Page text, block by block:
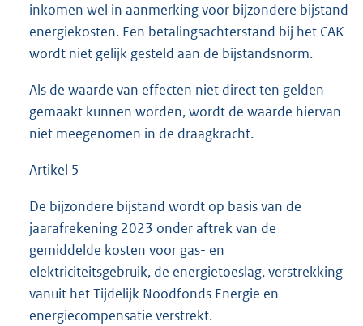
inkomen wel in aanmerking voor bijzondere bijstand
energiekosten. Een betalingsachterstand bij het CAK
wordt niet gelijk gesteld aan de bijstandsnorm.
Als de waarde van effecten niet direct ten gelden
gemaakt kunnen worden, wordt de waarde hiervan
niet meegenomen in de draagkracht.
Artikel 5
De bijzondere bijstand wordt op basis van de
jaarafrekening 2023 onder aftrek van de
gemiddelde kosten voor gas- en
elektriciteitsgebruik, de energietoeslag, verstrekking
vanuit het Tijdelijk Noodfonds Energie en
energiecompensatie verstrekt.